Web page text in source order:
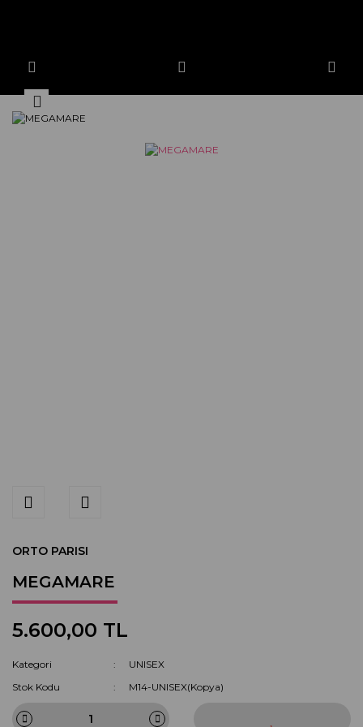
ORTO PARISI
MEGAMARE
5.600,00 TL
Kategori
UNISEX
Stok Kodu
M14-UNISEX(Kopya)